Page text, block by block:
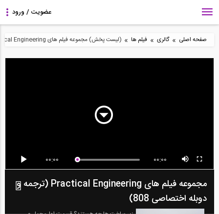
صفحه اصلی » گالری » فیلم ها » (لیست پخش) مجموعه فیلم های Practical Engineering (ترجمه و دوبله اختصاصی 808)
00:00 00:00
مجموعه فیلم های Practical Engineering (ترجمه و
دوبله اختصاصی 808)